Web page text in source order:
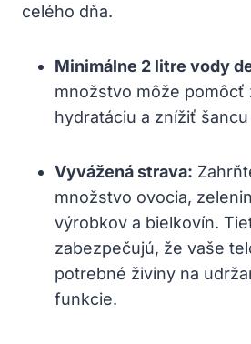
celého dňa.
Minimálne 2 litre vody
množstvo môže pomôcť
hydratáciu a znížiť
Vyvážená strava:
množstvo ovocia,
výrobkov a bielkovín.
zabezpečujú, že vaše
potrebné živiny na
funkcie.